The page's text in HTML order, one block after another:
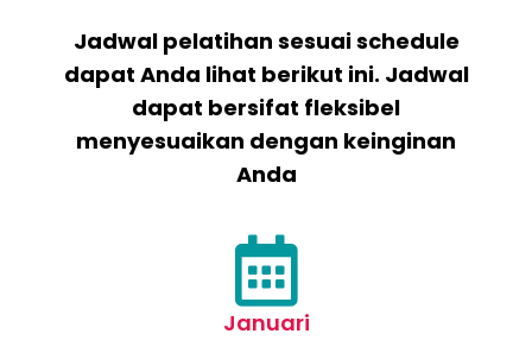
Jadwal pelatihan sesuai schedule
dapat Anda lihat berikut ini. Jadwal
dapat bersifat fleksibel
menyesuaikan dengan keinginan
Anda
Januari